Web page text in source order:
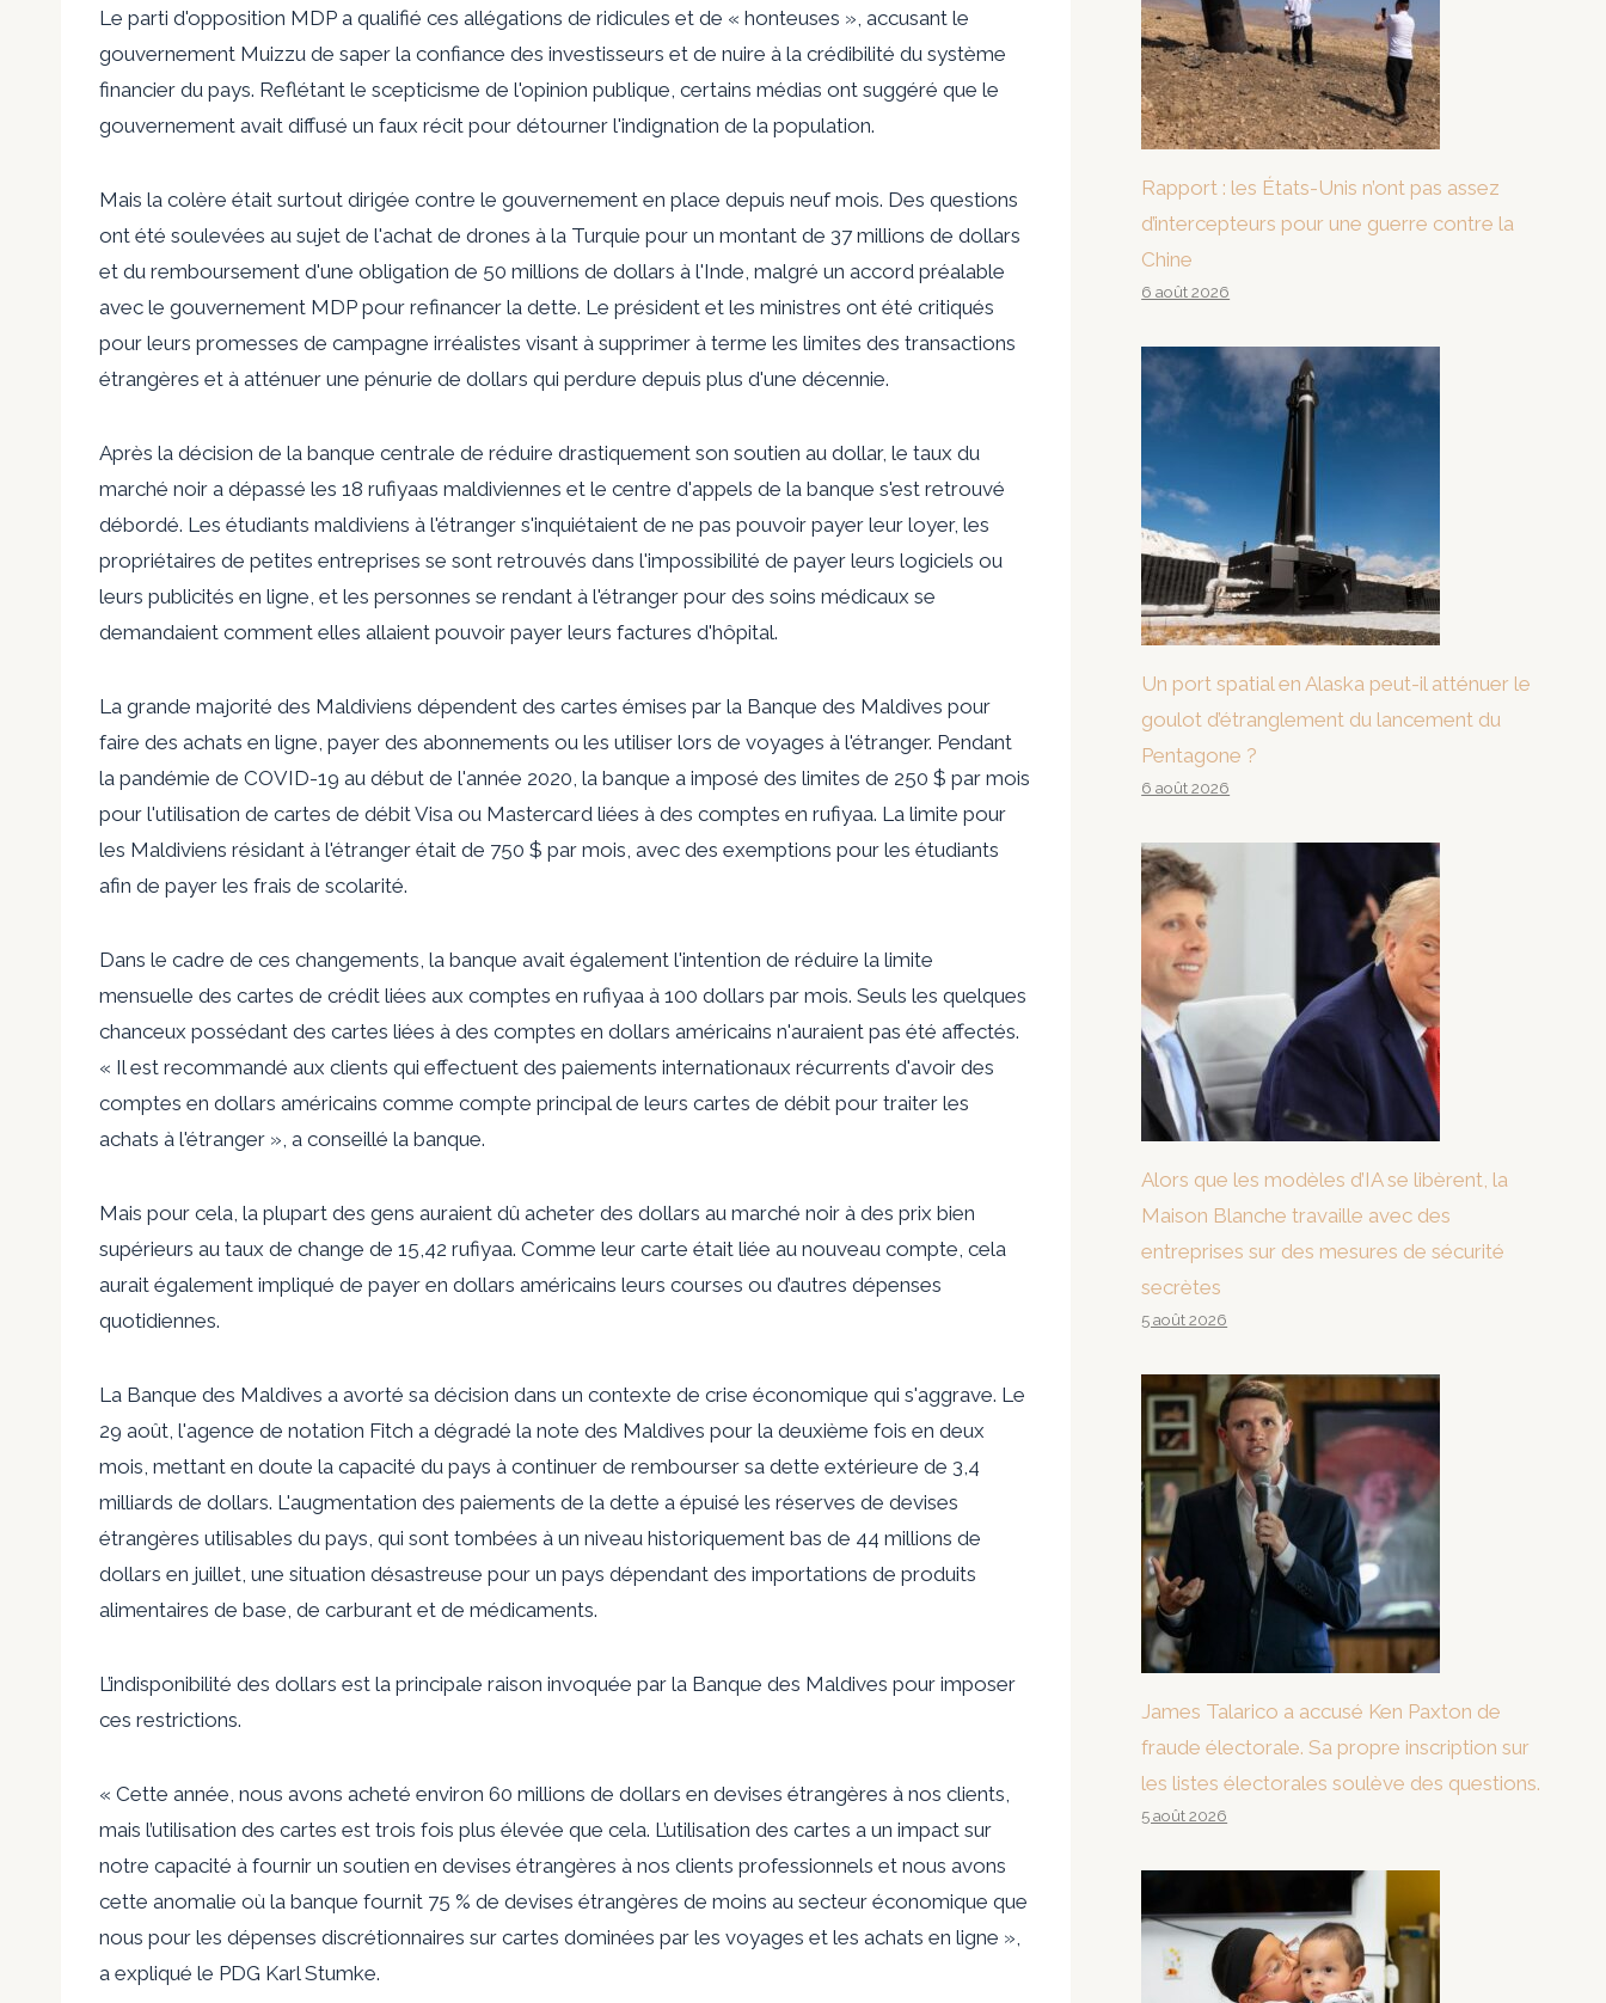
Le parti d'opposition MDP a qualifié ces allégations de ridicules et de « honteuses », accusant le
gouvernement Muizzu de saper la confiance des investisseurs et de nuire à la crédibilité du système
financier du pays. Reflétant le scepticisme de l'opinion publique, certains médias ont suggéré que le
gouvernement avait diffusé un faux récit pour détourner l'indignation de la population.
Mais la colère était surtout dirigée contre le gouvernement en place depuis neuf mois. Des questions
ont été soulevées au sujet de l'achat de drones à la Turquie pour un montant de 37 millions de dollars
et du remboursement d'une obligation de 50 millions de dollars à l'Inde, malgré un accord préalable
avec le gouvernement MDP pour refinancer la dette. Le président et les ministres ont été critiqués
pour leurs promesses de campagne irréalistes visant à supprimer à terme les limites des transactions
étrangères et à atténuer une pénurie de dollars qui perdure depuis plus d'une décennie.
Après la décision de la banque centrale de réduire drastiquement son soutien au dollar, le taux du
marché noir a dépassé les 18 rufiyaas maldiviennes et le centre d'appels de la banque s'est retrouvé
débordé. Les étudiants maldiviens à l'étranger s'inquiétaient de ne pas pouvoir payer leur loyer, les
propriétaires de petites entreprises se sont retrouvés dans l'impossibilité de payer leurs logiciels ou
leurs publicités en ligne, et les personnes se rendant à l'étranger pour des soins médicaux se
demandaient comment elles allaient pouvoir payer leurs factures d'hôpital.
La grande majorité des Maldiviens dépendent des cartes émises par la Banque des Maldives pour
faire des achats en ligne, payer des abonnements ou les utiliser lors de voyages à l'étranger. Pendant
la pandémie de COVID-19 au début de l'année 2020, la banque a imposé des limites de 250 $ par mois
pour l'utilisation de cartes de débit Visa ou Mastercard liées à des comptes en rufiyaa. La limite pour
les Maldiviens résidant à l'étranger était de 750 $ par mois, avec des exemptions pour les étudiants
afin de payer les frais de scolarité.
Dans le cadre de ces changements, la banque avait également l'intention de réduire la limite
mensuelle des cartes de crédit liées aux comptes en rufiyaa à 100 dollars par mois. Seuls les quelques
chanceux possédant des cartes liées à des comptes en dollars américains n'auraient pas été affectés.
« Il est recommandé aux clients qui effectuent des paiements internationaux récurrents d'avoir des
comptes en dollars américains comme compte principal de leurs cartes de débit pour traiter les
achats à l'étranger », a conseillé la banque.
Mais pour cela, la plupart des gens auraient dû acheter des dollars au marché noir à des prix bien
supérieurs au taux de change de 15,42 rufiyaa. Comme leur carte était liée au nouveau compte, cela
aurait également impliqué de payer en dollars américains leurs courses ou d’autres dépenses
quotidiennes.
La Banque des Maldives a avorté sa décision dans un contexte de crise économique qui s'aggrave. Le
29 août, l'agence de notation Fitch a dégradé la note des Maldives pour la deuxième fois en deux
mois, mettant en doute la capacité du pays à continuer de rembourser sa dette extérieure de 3,4
milliards de dollars. L'augmentation des paiements de la dette a épuisé les réserves de devises
étrangères utilisables du pays, qui sont tombées à un niveau historiquement bas de 44 millions de
dollars en juillet, une situation désastreuse pour un pays dépendant des importations de produits
alimentaires de base, de carburant et de médicaments.
L’indisponibilité des dollars est la principale raison invoquée par la Banque des Maldives pour imposer
ces restrictions.
« Cette année, nous avons acheté environ 60 millions de dollars en devises étrangères à nos clients,
mais l’utilisation des cartes est trois fois plus élevée que cela. L’utilisation des cartes a un impact sur
notre capacité à fournir un soutien en devises étrangères à nos clients professionnels et nous avons
cette anomalie où la banque fournit 75 % de devises étrangères de moins au secteur économique que
nous pour les dépenses discrétionnaires sur cartes dominées par les voyages et les achats en ligne »,
a expliqué le PDG Karl Stumke.
Rapport : les États-Unis n’ont pas assez
d’intercepteurs pour une guerre contre la
Chine
6 août 2026
Un port spatial en Alaska peut-il atténuer le
goulot d’étranglement du lancement du
Pentagone ?
6 août 2026
Alors que les modèles d’IA se libèrent, la
Maison Blanche travaille avec des
entreprises sur des mesures de sécurité
secrètes
5 août 2026
James Talarico a accusé Ken Paxton de
fraude électorale. Sa propre inscription sur
les listes électorales soulève des questions.
5 août 2026